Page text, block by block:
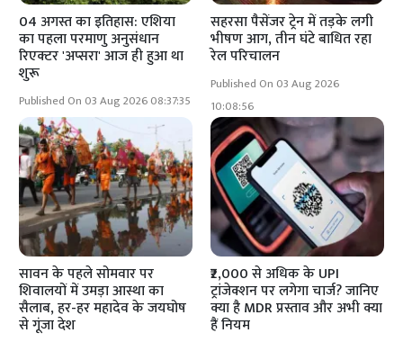
04 अगस्त का इतिहास: एशिया
का पहला परमाणु अनुसंधान
रिएक्टर 'अप्सरा' आज ही हुआ था
शुरू
Published On 03 Aug 2026 08:37:35
सहरसा पैसेंजर ट्रेन में तड़के लगी
भीषण आग, तीन घंटे बाधित रहा
रेल परिचालन
Published On 03 Aug 2026
10:08:56
सावन के पहले सोमवार पर
शिवालयों में उमड़ा आस्था का
सैलाब, हर-हर महादेव के जयघोष
से गूंजा देश
₹2,000 से अधिक के UPI
ट्रांजेक्शन पर लगेगा चार्ज? जानिए
क्या है MDR प्रस्ताव और अभी क्या
हैं नियम